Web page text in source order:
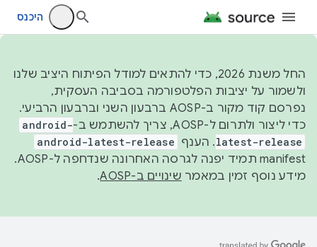
היכנס
החל משנת 2026, כדי להתאים למודל הפיתוח היציב שלנו
ולשמור על יציבות הפלטפורמה בסביבה העסקית,
נפרסם קוד מקור ב-AOSP ברבעון השני וברבעון הרביעי.
כדי ליצור ולתרום ל-AOSP, צריך להשתמש ב-
android-
latest-release. הענף android-latest-release
manifest תמיד יפנה לגרסה האחרונה שנדחפה ל-AOSP.
מידע נוסף זמין במאמר שינויים ב-AOSP .